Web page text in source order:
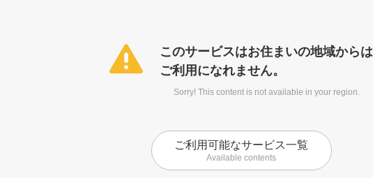
このサービスはお住まいの地域からは
ご利用になれません。
Sorry! This content is not available in your region.
ご利用可能なサービス一覧
Available contents